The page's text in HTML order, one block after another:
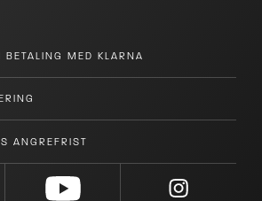
BETALING MED KLARNA
ANGREFRIST